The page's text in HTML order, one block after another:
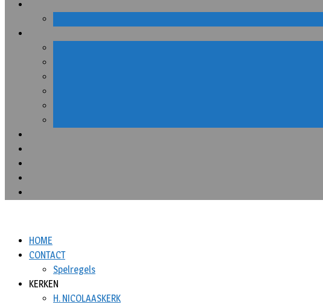
HOME
CONTACT
Spelregels
KERKEN
H. NICOLAASKERK